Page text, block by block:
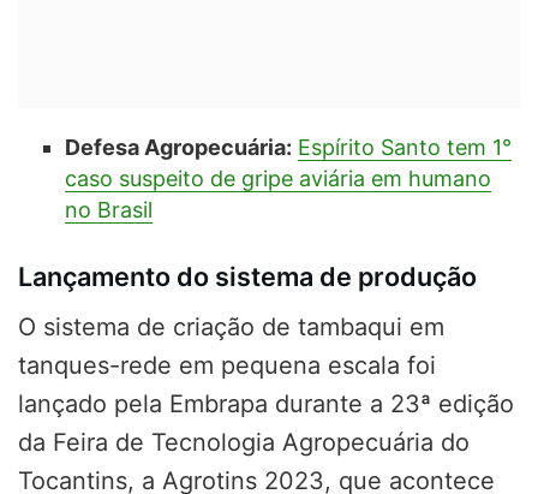
Defesa Agropecuária: Espírito Santo tem 1°
caso suspeito de gripe aviária em humano
no Brasil
Lançamento do sistema de produção
O sistema de criação de tambaqui em
tanques-rede em pequena escala foi
lançado pela Embrapa durante a 23ª edição
da Feira de Tecnologia Agropecuária do
Tocantins, a Agrotins 2023, que acontece